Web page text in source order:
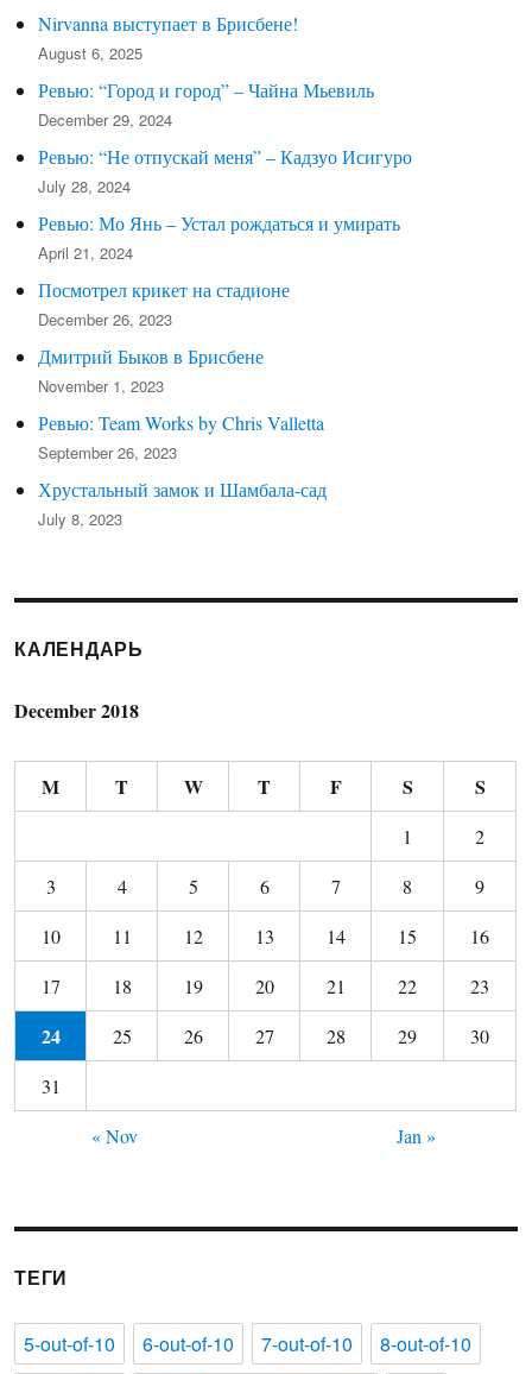
Nirvanna выступает в Брисбене!
August 6, 2025
Ревью: “Город и город” – Чайна Мьевиль
December 29, 2024
Ревью: “Не отпускай меня” – Кадзуо Исигуро
July 28, 2024
Ревью: Мо Янь – Устал рождаться и умирать
April 21, 2024
Посмотрел крикет на стадионе
December 26, 2023
Дмитрий Быков в Брисбене
November 1, 2023
Ревью: Team Works by Chris Valletta
September 26, 2023
Хрустальный замок и Шамбала-сад
July 8, 2023
КАЛЕНДАРЬ
December 2018
M T W T F S S
1
2
3
4 5 6 7 8
9
10
11 12 13 14 15
16
17
18 19 20 21 22 23
24 25 26 27 28 29
30
31
« Nov
Jan »
ТЕГИ
5-out-of-10 6-out-of-10 7-out-of-10
8-out-of-10